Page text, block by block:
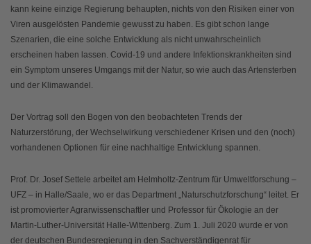
kann keine einzige Regierung behaupten, nichts von den Risiken einer von
Viren ausgelösten Pandemie gewusst zu haben. Es gibt schon lange
Szenarien, die eine solche Entwicklung als nicht unwahrscheinlich
erscheinen haben lassen. Covid-19 und andere Infektionskrankheiten sind
ein Symptom unseres Umgangs mit der Natur, so wie auch das Artensterben
und der Klimawandel.
Der Vortrag soll den Bogen von den beobachteten Trends der
Naturzerstörung, der Wechselwirkung verschiedener Krisen und den (noch)
vorhandenen Optionen für eine nachhaltige Entwicklung spannen.
Prof. Dr. Josef Settele arbeitet am Helmholtz-Zentrum für Umweltforschung –
UFZ – in Halle/Saale, wo er das Department „Naturschutzforschung“ leitet. Er
ist promovierter Agrarwissenschaftler und Professor für Ökologie an der
Martin-Luther-Universität Halle-Wittenberg. Zum 1. Juli 2020 wurde er von
der deutschen Bundesregierung in den Sachverständigenrat für